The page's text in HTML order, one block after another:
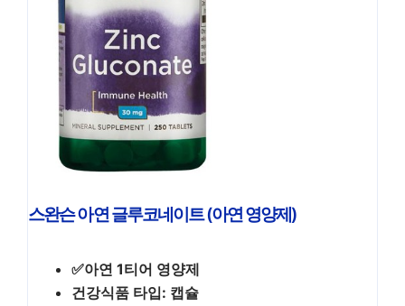
스완슨 아연 글루코네이트 (아연 영양제)
✅아연 1티어 영양제
건강식품 타입: 캡슐